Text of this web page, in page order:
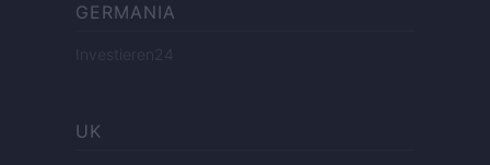
GERMANIA
Investieren24
UK